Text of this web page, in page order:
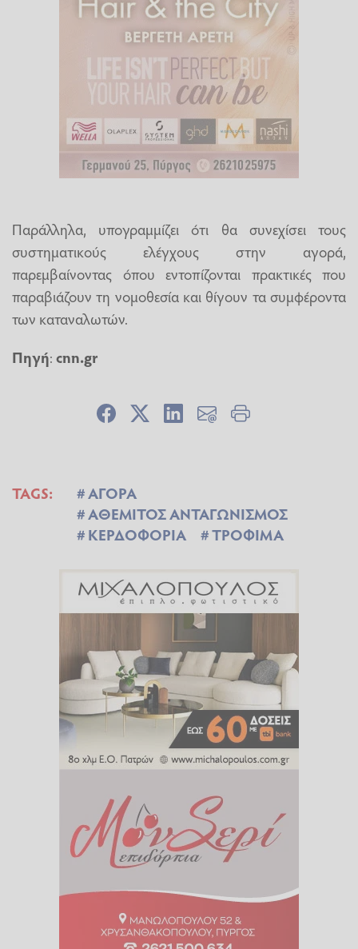
Παράλληλα, υπογραμμίζει ότι θα συνεχίσει τους
συστηματικούς ελέγχους στην αγορά,
παρεμβαίνοντας όπου εντοπίζονται πρακτικές που
παραβιάζουν τη νομοθεσία και θίγουν τα συμφέροντα
των καταναλωτών.
Πηγή:cnn.gr
TAGS:
ΑΓΟΡΑ
ΑΘΕΜΙΤΟΣ ΑΝΤΑΓΩΝΙΣΜΟΣ
ΚΕΡΔΟΦΟΡΙΑ
ΤΡΟΦΙΜΑ